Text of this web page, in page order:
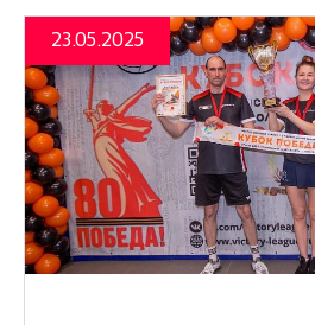
23.05.2025